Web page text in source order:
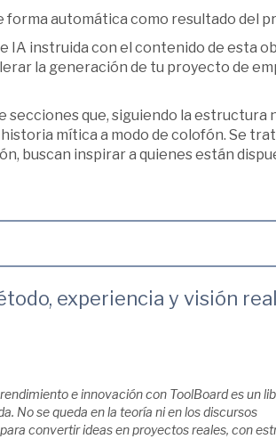
automática como resultado del
IA instruida con el contenido de esta
la generación de tu proyecto de
que, siguiendo la estructura
mítica a modo de colofón. Se
buscan inspirar a quienes están
experiencia y visión
e innovación con ToolBoard es un
No se queda en la teoría ni en los discursos
convertir ideas en proyectos reales, con